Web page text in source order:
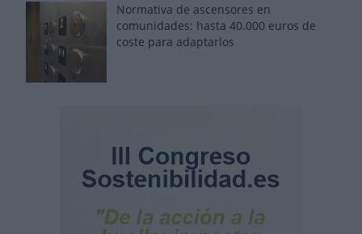
Normativa de ascensores en
comunidades: hasta 40.000 euros de
coste para adaptarlos